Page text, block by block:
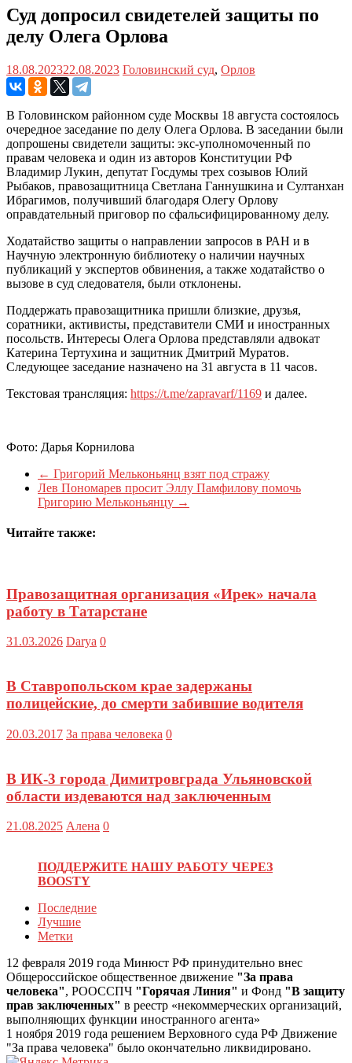
Суд допросил свидетелей защиты по
делу Олега Орлова
18.08.202322.08.2023 Головинский суд, Орлов
В Головинском районном суде Москвы 18 августа состоялось
очередное заседание по делу Олега Орлова. В заседании были
допрошены свидетели защиты: экс-уполномоченный по
правам человека и один из авторов Конституции РФ
Владимир Лукин, депутат Госдумы трех созывов Юлий
Рыбаков, правозащитница Светлана Ганнушкина и Султанхан
Ибрагимов, получивший благодаря Олегу Орлову
оправдательный приговор по сфальсифицированному делу.
Ходатайство защиты о направлении запросов в РАН и в
Научную электронную библиотеку о наличии научных
публикаций у экспертов обвинения, а также ходатайство о
вызове в суд следователя, были отклонены.
Поддержать правозащитника пришли близкие, друзья,
соратники, активисты, представители СМИ и иностранных
посольств. Интересы Олега Орлова представляли адвокат
Катерина Тертухина и защитник Дмитрий Муратов.
Следующее заседание назначено на 31 августа в 11 часов.
Текстовая трансляция: https://t.me/zapravarf/1169 и далее.
Фото: Дарья Корнилова
← Григорий Мельконьянц взят под стражу
Лев Пономарев просит Эллу Памфилову помочь
Григорию Мельконьянцу →
Читайте также:
Правозащитная организация «Ирек» начала
работу в Татарстане
31.03.2026 Darya 0
В Ставропольском крае задержаны
полицейские, до смерти забившие водителя
20.03.2017 За права человека 0
В ИК-3 города Димитровграда Ульяновской
области издеваются над заключенным
21.08.2025 Алена 0
ПОДДЕРЖИТЕ НАШУ РАБОТУ ЧЕРЕЗ
BOOSTY
Последние
Лучшие
Метки
12 февраля 2019 года Минюст РФ принудительно внес
Общероссийское общественное движение "За права
человека", РООССПЧ "Горячая Линия" и Фонд "В защиту
прав заключенных" в реестр «некоммерческих организаций,
выполняющих функции иностранного агента»
1 ноября 2019 года решением Верховного суда РФ Движение
"За права человека" было окончательно ликвидировано.